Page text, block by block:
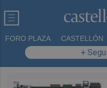
FORO PLAZA CASTELLÓN
+